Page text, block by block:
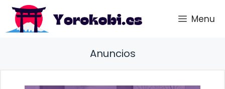
Saltar
contenido
Menu
Anuncios